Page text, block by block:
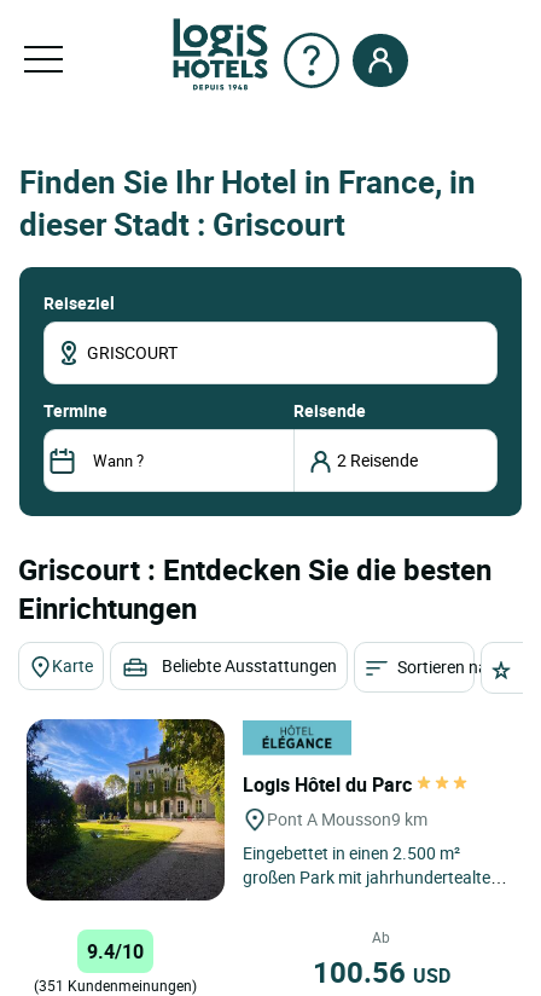
Finden Sie Ihr Hotel in France, in
dieser Stadt : Griscourt
Reiseziel
termine Reisende
Griscourt : Entdecken Sie die besten
Einrichtungen
Karte Beliebte Ausstattungen Sortieren nach
Logis Hôtel du Parc
Pont A Mousson9 km
Eingebettet in einen 2.500 m²
großen Park mit jahrhundertealten
9.4/10
(351 Kundenmeinungen)
Ab
100.56 USD